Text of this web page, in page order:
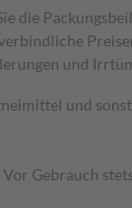
die
und
und
Gebrauch